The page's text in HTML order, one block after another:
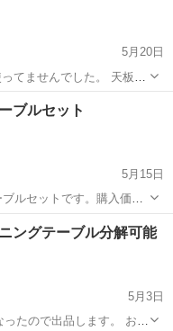
5月20日
てませんでした。 天板の
。 テーブルサイズはタグ
）が50cm、低い部分
イス
ブルセット
5月15日
ルセットです。購入価格
い手放します。比較的状
認下さい。 縦77cm 横
セット ナフコ
ングテーブル分解可能
5月3日
たので出品します。 お受